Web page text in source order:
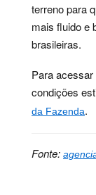
terreno para
mais fluido e
brasileiras.
Para
condições
da Fazenda.
Fonte: